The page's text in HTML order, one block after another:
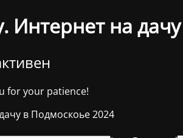
Интернет на
for your patience!
в Подмоскоье 2024